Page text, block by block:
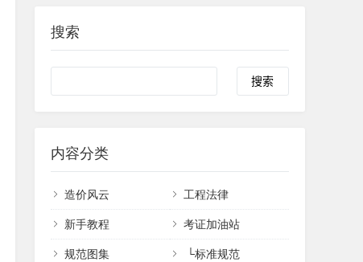
搜索
内容分类
造价风云 工程法律
新手教程 考证加油站
规范图集 └标准规范